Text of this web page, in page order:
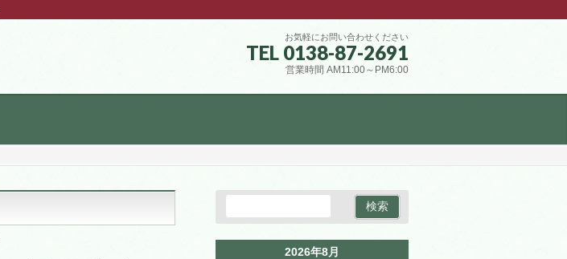
お気軽にお問い合わせください
TEL 0138-87-2691
営業時間 AM11:00～PM6:00
2026年8月